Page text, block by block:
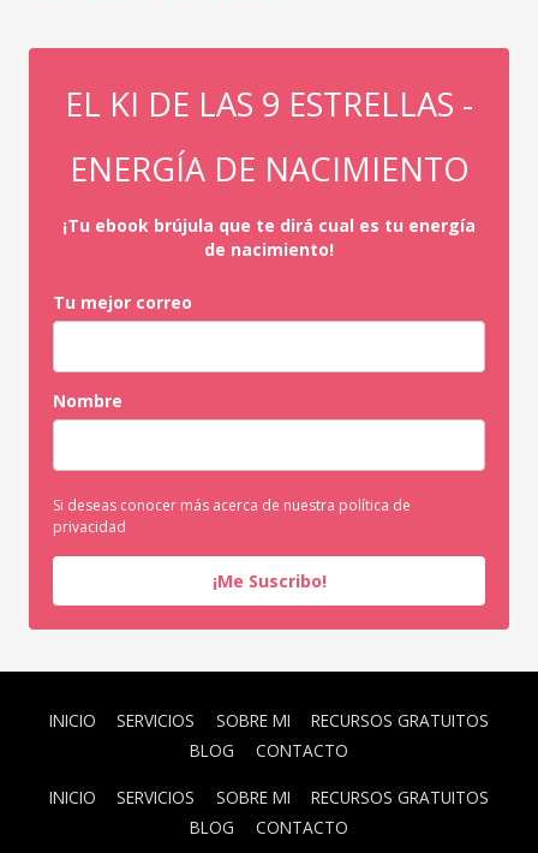
EL KI DE LAS 9 ESTRELLAS -
ENERGÍA DE NACIMIENTO
¡Tu ebook brújula que te dirá cual es tu energía
de nacimiento!
Tu mejor correo
Nombre
Si deseas conocer más acerca de nuestra política de
privacidad
¡Me Suscribo!
INICIO SERVICIOS SOBRE MI
RECURSOS GRATUITOS
BLOG
CONTACTO
INICIO SERVICIOS SOBRE MI
RECURSOS GRATUITOS
BLOG
CONTACTO